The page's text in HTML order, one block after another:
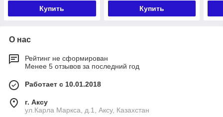
Купить Купить
О нас
Рейтинг не сформирован
Менее 5 отзывов за последний год
Работает с 10.01.2018
г. Аксу
ул.Карла Маркса, д.1, Аксу, Казахстан